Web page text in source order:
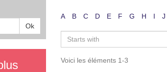
Ok
A B C D E F G H I J
Voici les éléments 1-3